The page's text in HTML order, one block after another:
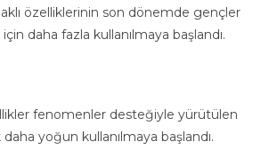
özelliklerinin son dönemde gençler
daha fazla kullanılmaya başlandı.
fenomenler desteğiyle yürütülen
yoğun kullanılmaya başlandı.